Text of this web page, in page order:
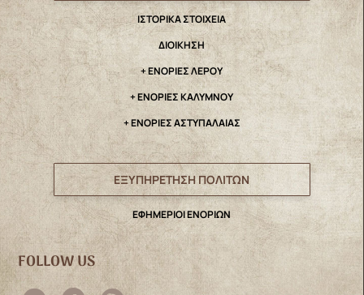
IΣΤΟΡΙΚΑ ΣΤΟΙΧΕΙΑ
ΔΙΟΙΚΗΣΗ
+ ΕΝΟΡΙΕΣ ΛΕΡΟΥ
+ ΕΝΟΡΙΕΣ ΚΑΛΥΜΝΟΥ
+ ΕΝΟΡΙΕΣ ΑΣΤΥΠΑΛΑΙΑΣ
ΕΞΥΠΗΡΕΤΗΣΗ ΠΟΛΙΤΩΝ
ΕΦΗΜΕΡΙΟΙ ΕΝΟΡΙΩΝ
FOLLOW US